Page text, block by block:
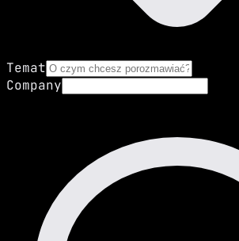
Temat
Company